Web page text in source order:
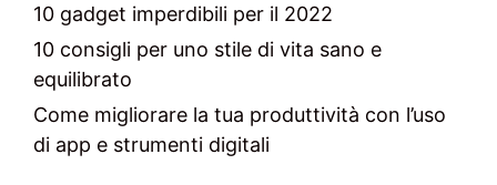
10 gadget imperdibili per il 2022
10 consigli per uno stile di vita sano e
equilibrato
Come migliorare la tua produttività con l’uso
di app e strumenti digitali